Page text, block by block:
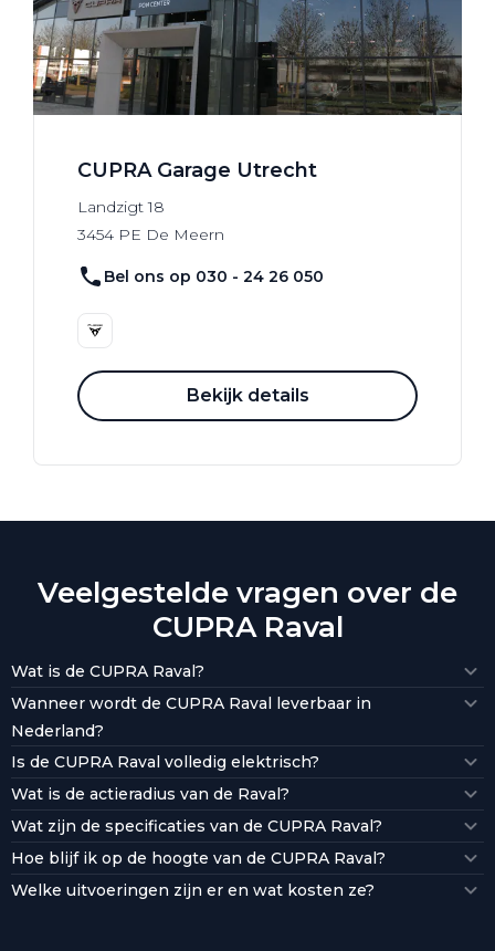
CUPRA Garage Utrecht
Landzigt 18
3454 PE De Meern
Bel ons op 030 - 24 26 050
Bekijk details
Veelgestelde vragen over de
CUPRA Raval
Wat is de CUPRA Raval?
Wanneer wordt de CUPRA Raval leverbaar in
Nederland?
Is de CUPRA Raval volledig elektrisch?
Wat is de actieradius van de Raval?
Wat zijn de specificaties van de CUPRA Raval?
Hoe blijf ik op de hoogte van de CUPRA Raval?
Welke uitvoeringen zijn er en wat kosten ze?